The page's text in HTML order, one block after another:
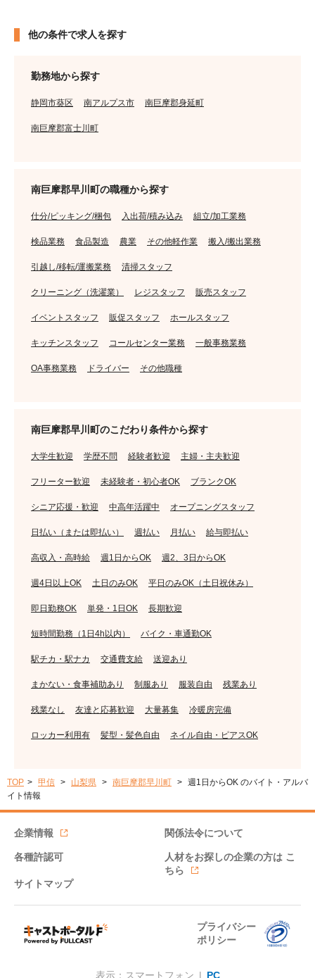
他の条件で求人を探す
勤務地から探す
静岡市葵区 南アルプス市 南巨摩郡身延町
南巨摩郡富士川町
南巨摩郡早川町の職種から探す
仕分/ピッキング/梱包 入出荷/積み込み 組立/加工業務
検品業務 食品製造 農業 その他軽作業 搬入/搬出業務
引越し/移転/運搬業務 清掃スタッフ
クリーニング（洗濯業） レジスタッフ 販売スタッフ
イベントスタッフ 販促スタッフ ホールスタッフ
キッチンスタッフ コールセンター業務 一般事務業務
OA事務業務 ドライバー その他職種
南巨摩郡早川町のこだわり条件から探す
大学生歓迎 学歴不問 経験者歓迎 主婦・主夫歓迎
フリーター歓迎 未経験者・初心者OK ブランクOK
シニア応援・歓迎 中高年活躍中 オープニングスタッフ
日払い（または即払い） 週払い 月払い 給与即払い
高収入・高時給 週1日からOK 週2、3日からOK
週4日以上OK 土日のみOK 平日のみOK（土日祝休み）
即日勤務OK 単発・1日OK 長期歓迎
短時間勤務（1日4h以内） バイク・車通勤OK
駅チカ・駅ナカ 交通費支給 送迎あり
まかない・食事補助あり 制服あり 服装自由 残業あり
残業なし 友達と応募歓迎 大量募集 冷暖房完備
ロッカー利用有 髪型・髪色自由 ネイル自由・ピアスOK
TOP 甲信 山梨県 南巨摩郡早川町
週1日からOK のバイト・アルバ
イト情報
企業情報 関係法令について
各種許認可 人材をお探しの企業の方は こ
ちら
サイトマップ
プライバシー
ポリシー
表示：スマートフォン | PC